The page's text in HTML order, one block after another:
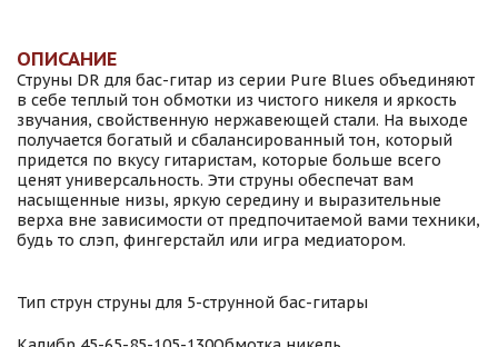
ОПИСАНИЕ
Струны DR для бас-гитар из серии Pure Blues объединяют
в себе теплый тон обмотки из чистого никеля и яркость
звучания, свойственную нержавеющей стали. На выходе
получается богатый и сбалансированный тон, который
придется по вкусу гитаристам, которые больше всего
ценят универсальность. Эти струны обеспечат вам
насыщенные низы, яркую середину и выразительные
верха вне зависимости от предпочитаемой вами техники,
будь то слэп, фингерстайл или игра медиатором.
Тип струн струны для 5-струнной бас-гитары